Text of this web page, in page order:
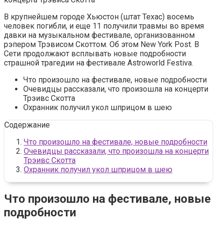
В крупнейшем городе Хьюстон (штат Техас) восемь
человек погибли, и еще 11 получили травмы во время
давки на музыкальном фестивале, организованном
рэпером Трэвисом Скоттом. Об этом New York Post. В
Сети продолжают всплывать новые подробности
страшной трагедии на фестивале Astroworld Festiva.
Что произошло на фестивале, новые подробности
Очевидцы рассказали, что произошла на концерти
Трэивс Скотта
Охранник получил укол шприцом в шею
Содержание
Что произошло на фестивале, новые подробности
Очевидцы рассказали, что произошла на концерти
Трэивс Скотта
Охранник получил укол шприцом в шею
Что произошло на фестивале, новые
подробности